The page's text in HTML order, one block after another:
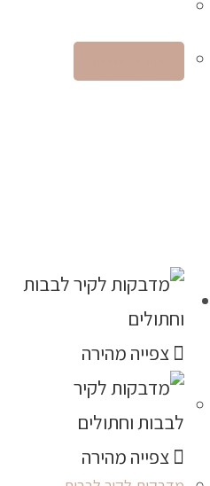
צפייה מהירה
צפייה מהירה